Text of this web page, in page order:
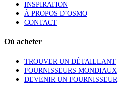
INSPIRATION
À PROPOS D’OSMO
CONTACT
Où acheter
TROUVER UN DÉTAILLANT
FOURNISSEURS MONDIAUX
DEVENIR UN FOURNISSEUR